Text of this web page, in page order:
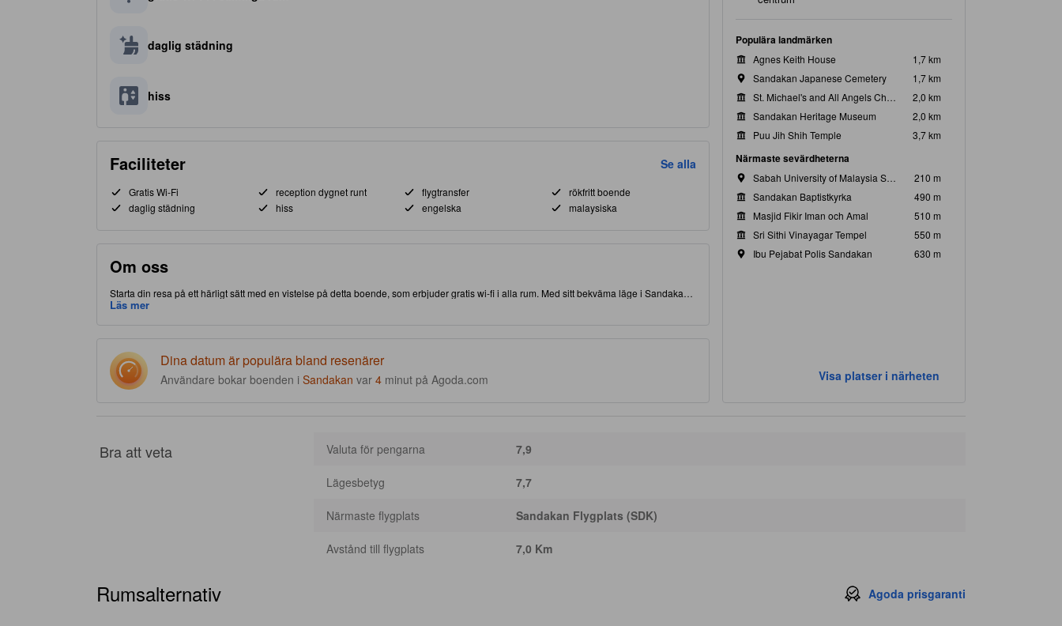
daglig städning
hiss
Faciliteter Se alla
Gratis Wi-Fi reception dygnet runt flygtransfer
rökfritt boende
daglig städning
hiss engelska malaysiska
Om oss
Starta din resa på ett härligt sätt med en vistelse på detta boende, som erbjuder gratis wi-fi i alla rum. Med sitt bekväma läge i Sandakan
centrum-delen av Sandakan, gör detta boende att du har nära till både attraktioner och intressanta matställen. Detta 3.0-stjärniga boende
Läs mer
Dina datum är populära bland resenärer
Användare bokar boenden i Sandakan var 4 minut på Agoda.com
Populära landmärken
Agnes Keith House
1,7 km
Sandakan Japanese Cemetery
1,7 km
St. Michael's and All Angels Church
2,0 km
Sandakan Heritage Museum
2,0 km
Puu Jih Shih Temple
3,7 km
Närmaste sevärdheterna
Sabah University of Malaysia Sandakan Campus
210 m
Sandakan Baptistkyrka
490 m
Masjid Fikir Iman och Amal
510 m
Sri Sithi Vinayagar Tempel
550 m
Ibu Pejabat Polis Sandakan
630 m
Visa platser i närheten
Bra att veta Valuta för pengarna 7,9
Lägesbetyg 7,7
Närmaste flygplats Sandakan Flygplats (SDK)
Avstånd till flygplats 7,0 Km
Rumsalternativ Agoda prisgaranti